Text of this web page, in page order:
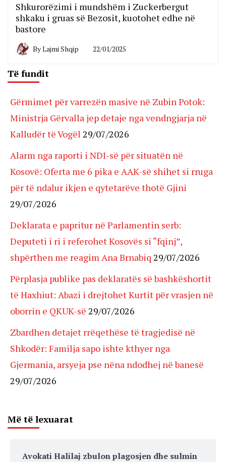
Shkurorëzimi i mundshëm i Zuckerbergut
shkaku i gruas së Bezosit, kuotohet edhe në
bastore
ByLajmi Shqip 22/01/2025
Të fundit
Gërmimet për varrezën masive në Zubin Potok:
Ministrja Gërvalla jep detaje nga vendngjarja në
Kalludër të Vogël 29/07/2026
Alarm nga raporti i NDI-së për situatën në
Kosovë: Oferta me 6 pika e AAK-së shihet si rruga
për të ndalur ikjen e qytetarëve thotë Gjini
29/07/2026
Deklarata e papritur në Parlamentin serb:
Deputeti i ri i referohet Kosovës si “fqinj”,
shpërthen me reagim Ana Brnabiq 29/07/2026
Përplasja publike pas deklaratës së bashkëshortit
të Haxhiut: Abazi i drejtohet Kurtit për vrasjen në
oborrin e QKUK-së 29/07/2026
Zbardhen detajet rrëqethëse të tragjedisë në
Shkodër: Familja sapo ishte kthyer nga
Gjermania, arsyeja pse nëna ndodhej në banesë
29/07/2026
Më të lexuarat
Avokati Halilaj zbulon plagosjen dhe sulmin